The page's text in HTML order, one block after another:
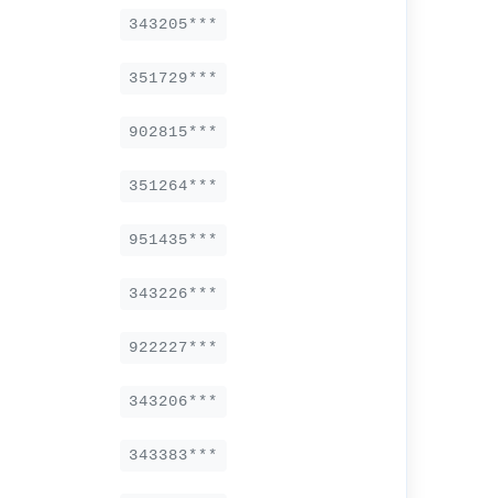
343205***
351729***
902815***
351264***
951435***
343226***
922227***
343206***
343383***